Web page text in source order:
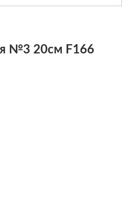
№3 20см F166